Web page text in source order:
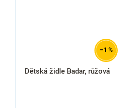
–1 %
Dětská židle Badar, růžová